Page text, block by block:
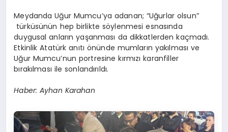
Meydanda Uğur Mumcu’ya adanan; “Uğurlar olsun”
türküsünün hep birlikte söylenmesi esnasında
duygusal anların yaşanması da dikkatlerden kaçmadı.
Etkinlik Atatürk anıtı önünde mumların yakılması ve
Uğur Mumcu’nun portresine kırmızı karanfiller
bırakılması ile sonlandırıldı.
Haber: Ayhan Karahan